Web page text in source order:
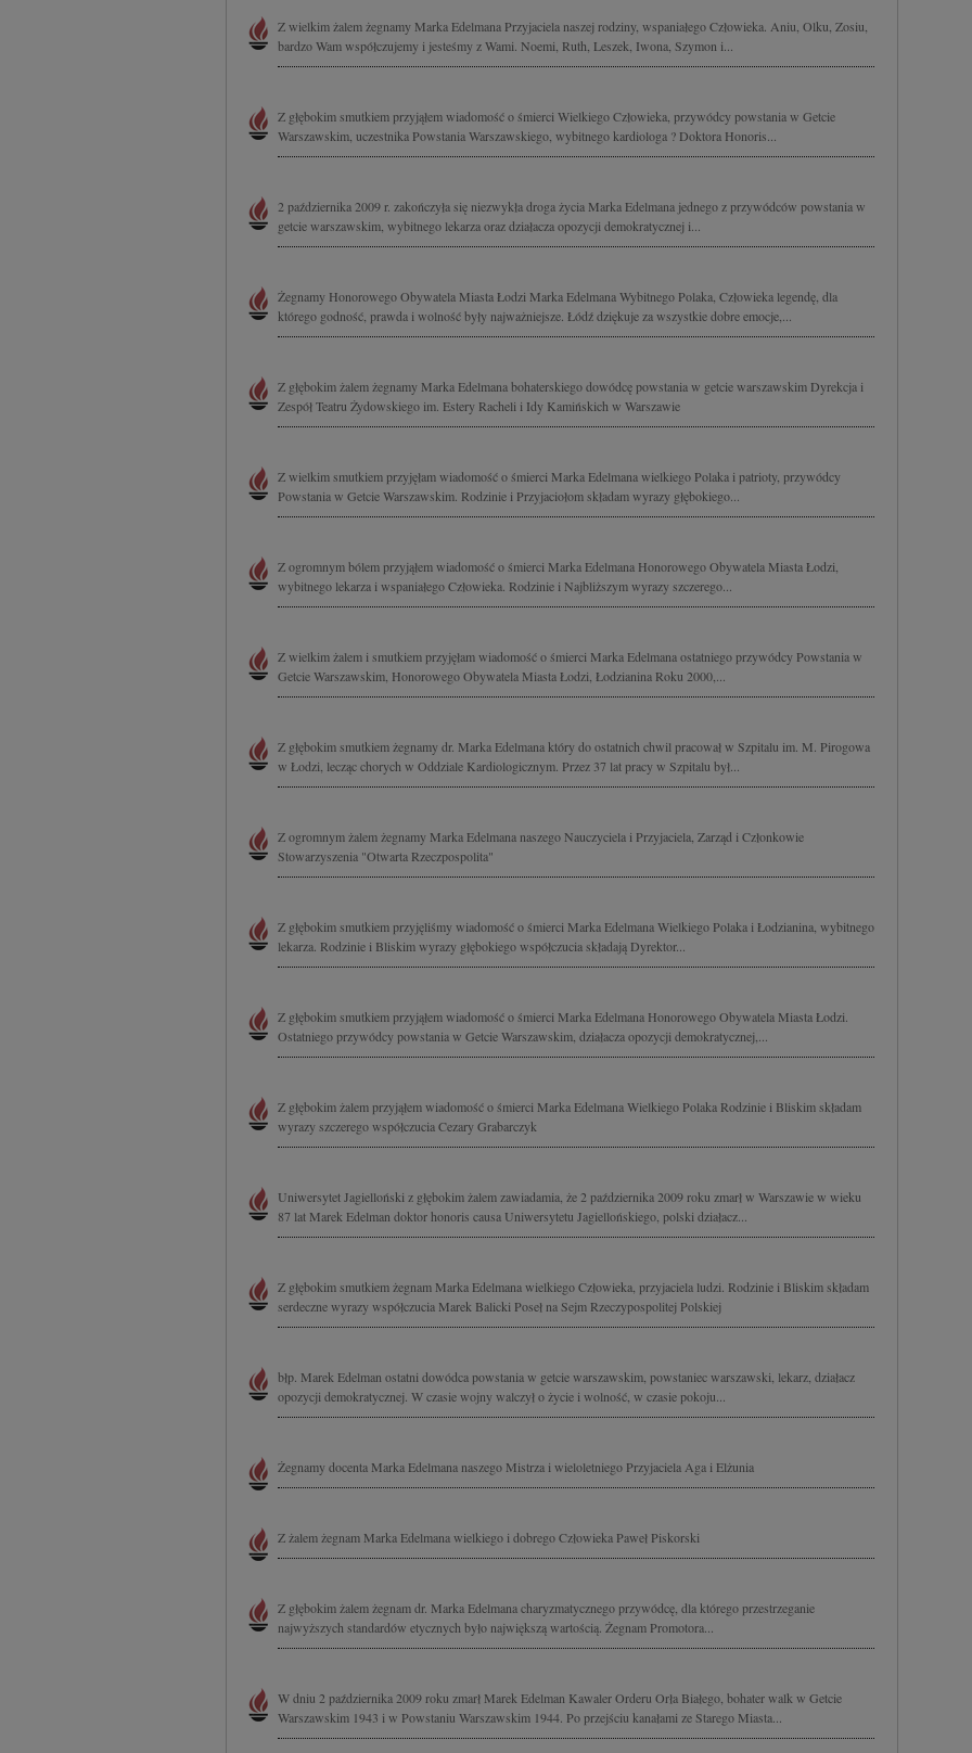
Z wielkim żalem żegnamy Marka Edelmana Przyjaciela naszej rodziny, wspaniałego Człowieka. Aniu, Olku, Zosiu,
bardzo Wam współczujemy i jesteśmy z Wami. Noemi, Ruth, Leszek, Iwona, Szymon i...
Z głębokim smutkiem przyjąłem wiadomość o śmierci Wielkiego Człowieka, przywódcy powstania w Getcie
Warszawskim, uczestnika Powstania Warszawskiego, wybitnego kardiologa ? Doktora Honoris...
2 października 2009 r. zakończyła się niezwykła droga życia Marka Edelmana jednego z przywódców powstania w
getcie warszawskim, wybitnego lekarza oraz działacza opozycji demokratycznej i...
Żegnamy Honorowego Obywatela Miasta Łodzi Marka Edelmana Wybitnego Polaka, Człowieka legendę, dla
którego godność, prawda i wolność były najważniejsze. Łódź dziękuje za wszystkie dobre emocje,...
Z głębokim żalem żegnamy Marka Edelmana bohaterskiego dowódcę powstania w getcie warszawskim Dyrekcja i
Zespół Teatru Żydowskiego im. Estery Racheli i Idy Kamińskich w Warszawie
Z wielkim smutkiem przyjęłam wiadomość o śmierci Marka Edelmana wielkiego Polaka i patrioty, przywódcy
Powstania w Getcie Warszawskim. Rodzinie i Przyjaciołom składam wyrazy głębokiego...
Z ogromnym bólem przyjąłem wiadomość o śmierci Marka Edelmana Honorowego Obywatela Miasta Łodzi,
wybitnego lekarza i wspaniałego Człowieka. Rodzinie i Najbliższym wyrazy szczerego...
Z wielkim żalem i smutkiem przyjęłam wiadomość o śmierci Marka Edelmana ostatniego przywódcy Powstania w
Getcie Warszawskim, Honorowego Obywatela Miasta Łodzi, Łodzianina Roku 2000,...
Z głębokim smutkiem żegnamy dr. Marka Edelmana który do ostatnich chwil pracował w Szpitalu im. M. Pirogowa
w Łodzi, lecząc chorych w Oddziale Kardiologicznym. Przez 37 lat pracy w Szpitalu był...
Z ogromnym żalem żegnamy Marka Edelmana naszego Nauczyciela i Przyjaciela, Zarząd i Członkowie
Stowarzyszenia "Otwarta Rzeczpospolita"
Z głębokim smutkiem przyjęliśmy wiadomość o śmierci Marka Edelmana Wielkiego Polaka i Łodzianina, wybitnego
lekarza. Rodzinie i Bliskim wyrazy głębokiego współczucia składają Dyrektor...
Z głębokim smutkiem przyjąłem wiadomość o śmierci Marka Edelmana Honorowego Obywatela Miasta Łodzi.
Ostatniego przywódcy powstania w Getcie Warszawskim, działacza opozycji demokratycznej,...
Z głębokim żalem przyjąłem wiadomość o śmierci Marka Edelmana Wielkiego Polaka Rodzinie i Bliskim składam
wyrazy szczerego współczucia Cezary Grabarczyk
Uniwersytet Jagielloński z głębokim żalem zawiadamia, że 2 października 2009 roku zmarł w Warszawie w wieku
87 lat Marek Edelman doktor honoris causa Uniwersytetu Jagiellońskiego, polski działacz...
Z głębokim smutkiem żegnam Marka Edelmana wielkiego Człowieka, przyjaciela ludzi. Rodzinie i Bliskim składam
serdeczne wyrazy współczucia Marek Balicki Poseł na Sejm Rzeczypospolitej Polskiej
błp. Marek Edelman ostatni dowódca powstania w getcie warszawskim, powstaniec warszawski, lekarz, działacz
opozycji demokratycznej. W czasie wojny walczył o życie i wolność, w czasie pokoju...
Żegnamy docenta Marka Edelmana naszego Mistrza i wieloletniego Przyjaciela Aga i Elżunia
Z żalem żegnam Marka Edelmana wielkiego i dobrego Człowieka Paweł Piskorski
Z głębokim żalem żegnam dr. Marka Edelmana charyzmatycznego przywódcę, dla którego przestrzeganie
najwyższych standardów etycznych było największą wartością. Żegnam Promotora...
W dniu 2 października 2009 roku zmarł Marek Edelman Kawaler Orderu Orła Białego, bohater walk w Getcie
Warszawskim 1943 i w Powstaniu Warszawskim 1944. Po przejściu kanałami ze Starego Miasta...